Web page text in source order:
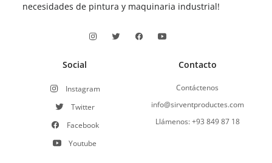
necesidades de pintura y maquinaria industrial!
Social
Instagram
Twitter
Facebook
Youtube
Contacto
Contáctenos
info@sirventproductes.com
Llámenos: +93 849 87 18